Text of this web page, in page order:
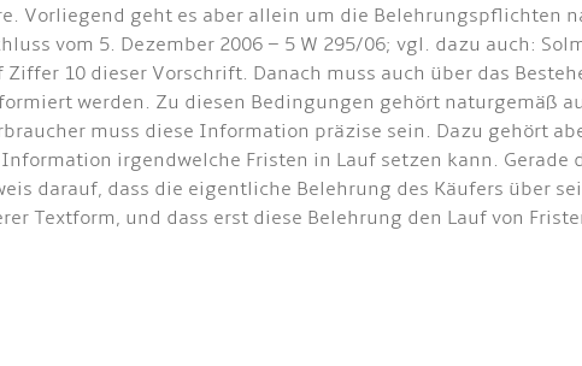
Vorliegend geht es aber allein um die Belehrungspflichten
vom 5. Dezember 2006 – 5 W 295/06; vgl. dazu auch:
Ziffer 10 dieser Vorschrift. Danach muss auch über das
werden. Zu diesen Bedingungen gehört naturgemäß
muss diese Information präzise sein. Dazu gehört
irgendwelche Fristen in Lauf setzen kann.
darauf, dass die eigentliche Belehrung des Käufers über
Textform, und dass erst diese Belehrung den Lauf von